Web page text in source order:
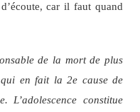
car il faut quand
de la mort de plus
en fait la 2e cause de
L’adolescence constitue